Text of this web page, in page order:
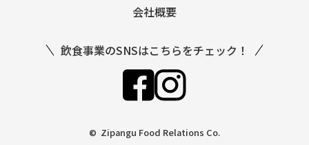
会社概要
飲食事業のSNSはこちらをチェック！
© Zipangu Food Relations Co.